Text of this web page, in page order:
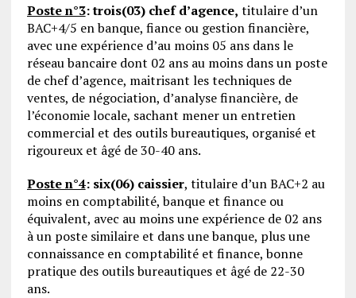
Poste n°3:trois(03) chef d’agence, titulaire d’un
BAC+4/5 en banque, fiance ou gestion financière,
avec une expérience d’au moins 05 ans dans le
réseau bancaire dont 02 ans au moins dans un poste
de chef d’agence, maitrisant les techniques de
ventes, de négociation, d’analyse financière, de
l’économie locale, sachant mener un entretien
commercial et des outils bureautiques, organisé et
rigoureux et âgé de 30-40 ans.
Poste n°4: six(06) caissier, titulaire d’un BAC+2 au
moins en comptabilité, banque et finance ou
équivalent, avec au moins une expérience de 02 ans
à un poste similaire et dans une banque, plus une
connaissance en comptabilité et finance, bonne
pratique des outils bureautiques et âgé de 22-30
ans.